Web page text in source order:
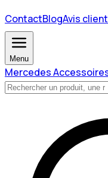
ContactBlogAvis
Menu
Mercedes